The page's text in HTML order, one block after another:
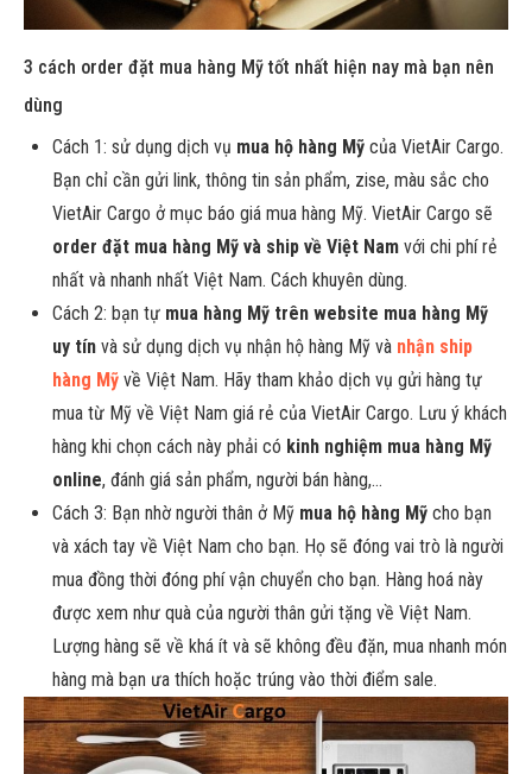
3 cách order đặt mua hàng Mỹ tốt nhất hiện nay mà bạn nên
dùng
Cách 1: sử dụng dịch vụ mua hộ hàng Mỹ của VietAir Cargo.
Bạn chỉ cần gửi link, thông tin sản phẩm, zise, màu sắc cho
VietAir Cargo ở mục báo giá mua hàng Mỹ. VietAir Cargo sẽ
order đặt mua hàng Mỹ và ship về Việt Nam với chi phí rẻ
nhất và nhanh nhất Việt Nam. Cách khuyên dùng.
Cách 2: bạn tự mua hàng Mỹ trên website mua hàng Mỹ
uy tín và sử dụng dịch vụ nhận hộ hàng Mỹ và nhận ship
hàng Mỹ về Việt Nam. Hãy tham khảo dịch vụ gửi hàng tự
mua từ Mỹ về Việt Nam giá rẻ của VietAir Cargo. Lưu ý khách
hàng khi chọn cách này phải có kinh nghiệm mua hàng Mỹ
online, đánh giá sản phẩm, người bán hàng,…
Cách 3: Bạn nhờ người thân ở Mỹ mua hộ hàng Mỹ cho bạn
và xách tay về Việt Nam cho bạn. Họ sẽ đóng vai trò là người
mua đồng thời đóng phí vận chuyển cho bạn. Hàng hoá này
được xem như quà của người thân gửi tặng về Việt Nam.
Lượng hàng sẽ về khá ít và sẽ không đều đặn, mua nhanh món
hàng mà bạn ưa thích hoặc trúng vào thời điểm sale.